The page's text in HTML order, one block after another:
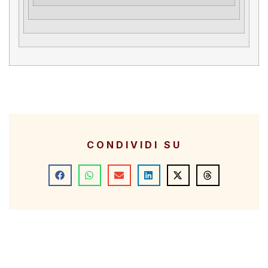
CONDIVIDI SU